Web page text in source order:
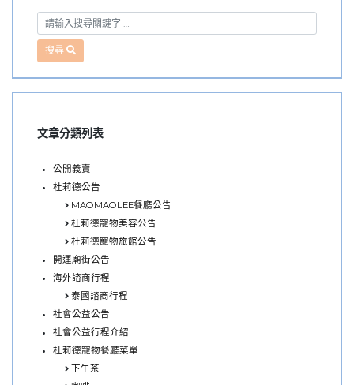
搜尋
文章分類列表
公開義賣
杜莉德公告
MAOMAOLEE餐廳公告
杜莉德寵物美容公告
杜莉德寵物旅館公告
開運廟街公告
海外諮商行程
泰國諮商行程
社會公益公告
社會公益行程介紹
杜莉德寵物餐廳菜單
下午茶